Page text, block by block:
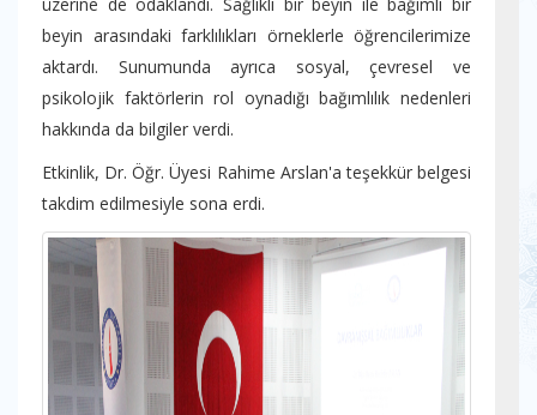
beyin arasındaki farklılıkları örneklerle öğrencilerimize
aktardı. Sunumunda ayrıca sosyal, çevresel ve
psikolojik faktörlerin rol oynadığı bağımlılık nedenleri
hakkında da bilgiler verdi.
Etkinlik, Dr. Öğr. Üyesi Rahime Arslan'a teşekkür belgesi
takdim edilmesiyle sona erdi.